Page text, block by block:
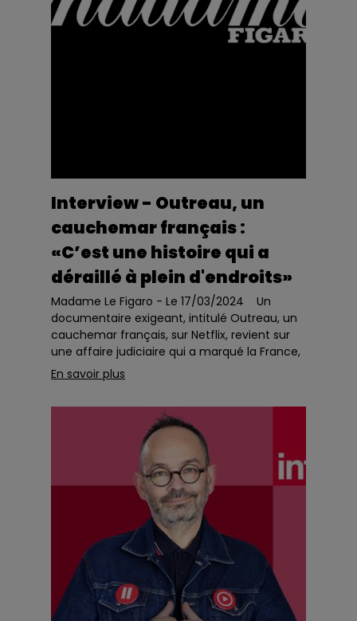
Interview - Outreau, un
cauchemar français :
«C’est une histoire qui a
déraillé à plein d'endroits»
Madame Le Figaro - Le 17/03/2024 Un
documentaire exigeant, intitulé Outreau, un
cauchemar français, sur Netflix, revient sur
une affaire judiciaire qui a marqué la France,
mêlant véritables drames et faux réseau de
En savoir plus